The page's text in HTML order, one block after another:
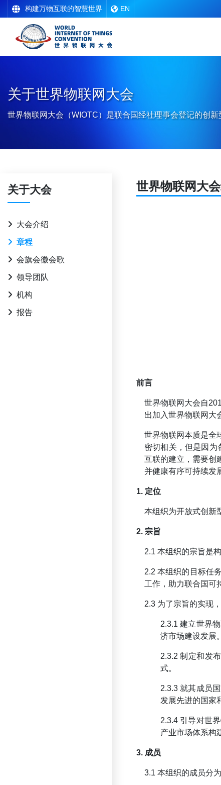
构建万物互联的智慧世界 EN
关于世界物联网大会
世界物联网大会（WIOTC）是联合国经社理事会登记的创
关于大会
大会介绍
章程
会旗会徽会歌
领导团队
机构
报告
世界物联网大
前言
世界物联网大会自
出加入世界物联网大
世界物联网本质是全
密切相关，但是因为
互联的建立，需要创
并健康有序可持续发
1. 定位
本组织为开放式创新
2. 宗旨
2.1 本组织的宗旨是
2.2 本组织的目标任
工作，助力联合国可
2.3 为了宗旨的实现
2.3.1 建立世界
济市场建设发展。
2.3.2 制定和发
式。
2.3.3 就其成员
发展先进的国家
2.3.4 引导对世
产业市场体系构
3. 成员
3.1 本组织的成员分